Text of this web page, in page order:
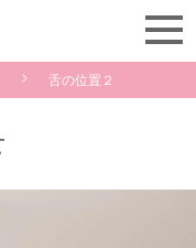
舌の位置２